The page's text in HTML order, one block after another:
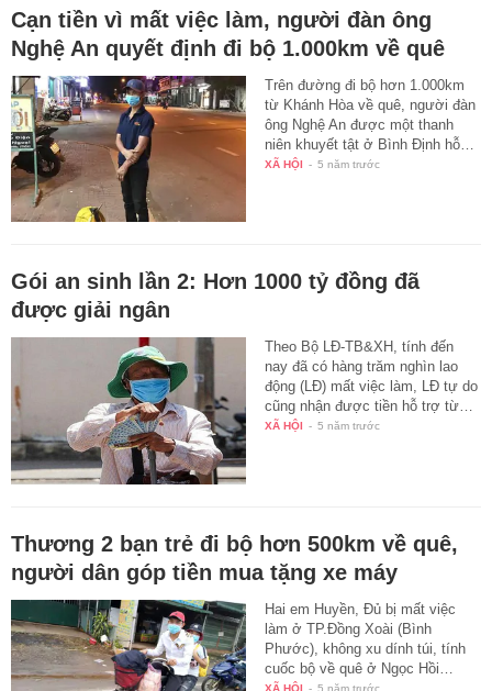
Cạn tiền vì mất việc làm, người đàn ông
Nghệ An quyết định đi bộ 1.000km về quê
Trên đường đi bộ hơn 1.000km
từ Khánh Hòa về quê, người đàn
ông Nghệ An được một thanh
niên khuyết tật ở Bình Định hỗ…
XÃ HỘI - 5 năm trước
Gói an sinh lần 2: Hơn 1000 tỷ đồng đã
được giải ngân
Theo Bộ LĐ-TB&XH, tính đến
nay đã có hàng trăm nghìn lao
động (LĐ) mất việc làm, LĐ tự do
cũng nhận được tiền hỗ trợ từ…
XÃ HỘI - 5 năm trước
Thương 2 bạn trẻ đi bộ hơn 500km về quê,
người dân góp tiền mua tặng xe máy
Hai em Huyền, Đủ bị mất việc
làm ở TP.Đồng Xoài (Bình
Phước), không xu dính túi, tính
cuốc bộ về quê ở Ngọc Hồi…
XÃ HỘI - 5 năm trước